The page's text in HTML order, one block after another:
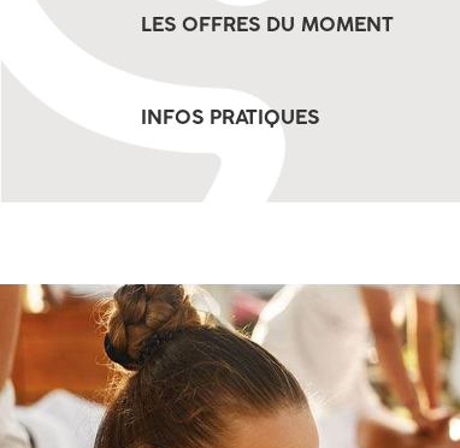
LES OFFRES DU MOMENT
INFOS PRATIQUES